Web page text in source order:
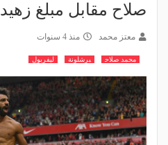
صلاح مقابل مبلغ زهيد
معتز محمد منذ 4 سنوات
محمد صلاح برشلونة ليفربول